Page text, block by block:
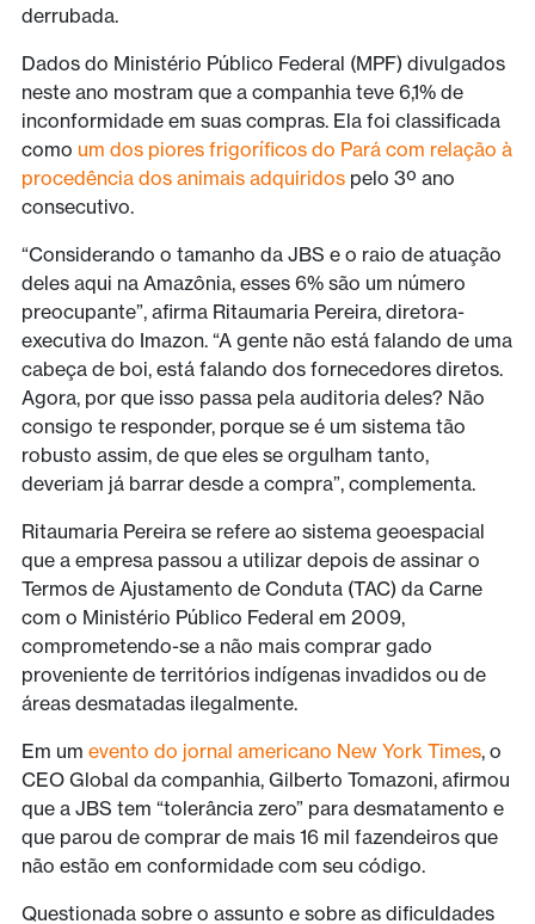
derrubada.
Dados do Ministério Público Federal (MPF) divulgados
neste ano mostram que a companhia teve 6,1% de
inconformidade em suas compras. Ela foi classificada
como um dos piores frigoríficos do Pará com relação à
procedência dos animais adquiridospelo 3º ano
consecutivo.
“Considerando o tamanho da JBS e o raio de atuação
deles aqui na Amazônia, esses 6% são um número
preocupante”, afirma Ritaumaria Pereira, diretora-
executiva do Imazon. “A gente não está falando de uma
cabeça de boi, está falando dos fornecedores diretos.
Agora, por que isso passa pela auditoria deles? Não
consigo te responder, porque se é um sistema tão
robusto assim, de que eles se orgulham tanto,
deveriam já barrar desde a compra”, complementa.
Ritaumaria Pereira se refere ao sistema geoespacial
que a empresa passou a utilizar depois de assinar o
Termos de Ajustamento de Conduta (TAC) da Carne
com o Ministério Público Federal em 2009,
comprometendo-se a não mais comprar gado
proveniente de territórios indígenas invadidos ou de
áreas desmatadas ilegalmente.
Em um evento do jornal americano New York Times, o
CEO Global da companhia, Gilberto Tomazoni, afirmou
que a JBS tem “tolerância zero” para desmatamento e
que parou de comprar de mais 16 mil fazendeiros que
não estão em conformidade com seu código.
Questionada sobre o assunto e sobre as dificuldades